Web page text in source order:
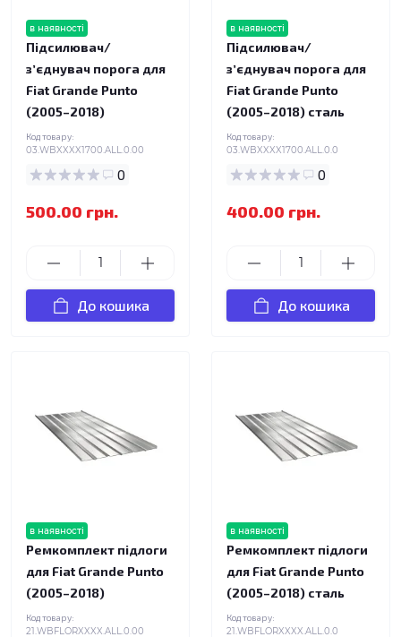
в наявності
Підсилювач/
зʼєднувач порога для
Fiat Grande Punto
(2005–2018)
Код товару:
03.WBXXXX1700.ALL.0.00
0
500.00 грн.
До кошика
в наявності
Підсилювач/
зʼєднувач порога для
Fiat Grande Punto
(2005–2018) сталь
Код товару:
03.WBXXXX1700.ALL.0.0
0
400.00 грн.
До кошика
в наявності
Ремкомплект підлоги
для Fiat Grande Punto
(2005–2018)
Код товару:
21.WBFLORXXXX.ALL.0.00
в наявності
Ремкомплект підлоги
для Fiat Grande Punto
(2005–2018) сталь
Код товару:
21.WBFLORXXXX.ALL.0.0